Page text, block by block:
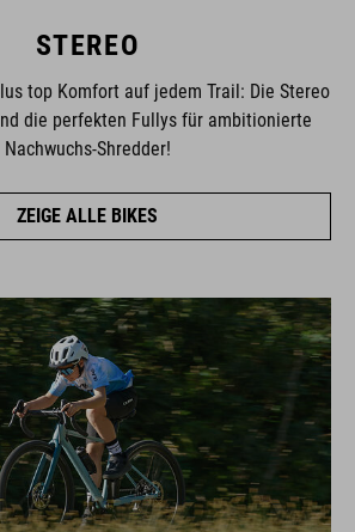
STEREO
top Komfort auf jedem Trail: Die Stereo
die perfekten Fullys für ambitionierte
Nachwuchs-Shredder!
ZEIGE ALLE BIKES